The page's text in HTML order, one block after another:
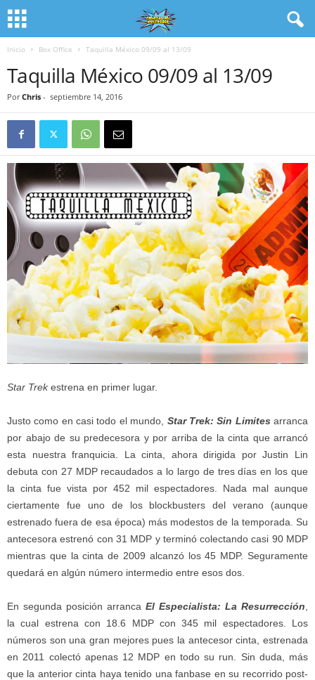
Inicio Box Office Taquilla México 09/09 al 13/09
Taquilla México 09/09 al 13/09
Por Chris - septiembre 14, 2016
Star Trekestrena en primer lugar.
Justo como en casi todo el mundo, Star Trek: Sin Limitesarranca
por abajo de su predecesora y por arriba de la cinta que arrancó
esta nuestra franquicia. La cinta, ahora dirigida por Justin Lin
debuta con 27 MDP recaudados a lo largo de tres días en los que
la cinta fue vista por 452 mil espectadores. Nada mal aunque
ciertamente fue uno de los blockbusters del verano (aunque
estrenado fuera de esa época) más modestos de la temporada. Su
antecesora estrenó con 31 MDP y terminó colectando casi 90 MDP
mientras que la cinta de 2009 alcanzó los 45 MDP. Seguramente
quedará en algún número intermedio entre esos dos.
En segunda posición arranca El Especialista: La Resurrección
la cual estrena con 18.6 MDP con 345 mil espectadores. Los
números son una gran mejores pues la antecesor cinta, estrenada
en 2011 colectó apenas 12 MDP en todo su run. Sin duda, más
que la anterior cinta haya tenido una fanbase en su recorrido post-